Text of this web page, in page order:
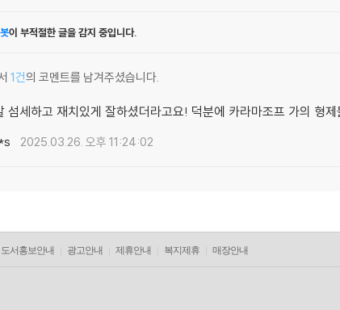
이 부적절한 글을 감지 중입니다.
1건의 코멘트를 남겨주셨습니다.
섬세하고 재치있게 잘하셨더라고요! 덕분에 카라마조프 가의 형
2025.03.26. 오후 11:24:02
도서홍보안내 광고안내 제휴안내 복지제휴 매장안내